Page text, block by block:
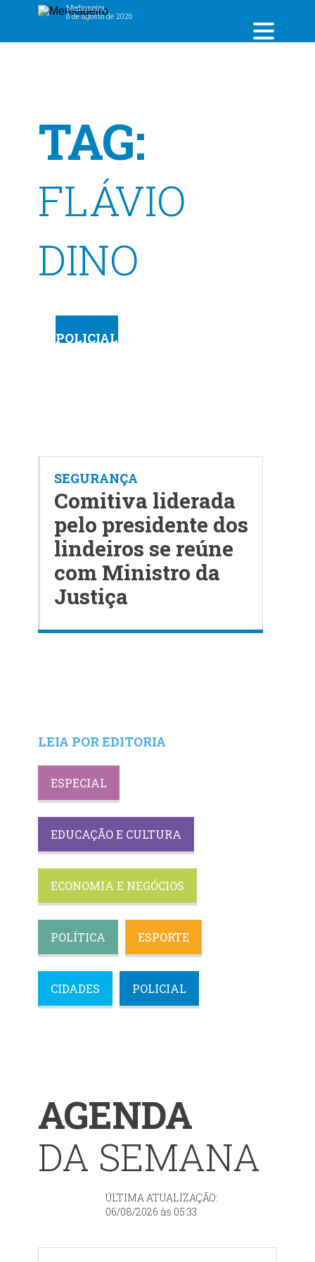
Medianeira,
8 de agosto de 2026
TAG:
FLÁVIO
DINO
POLICIAL
SEGURANÇA
Comitiva liderada
pelo presidente dos
lindeiros se reúne
com Ministro da
Justiça
LEIA POR EDITORIA
CIDADES POLICIAL
POLÍTICA ESPORTE
ECONOMIA E NEGÓCIOS
EDUCAÇÃO E CULTURA
ESPECIAL
AGENDA
DA SEMANA
ÚLTIMA ATUALIZAÇÃO:
06/08/2026 às 05:33